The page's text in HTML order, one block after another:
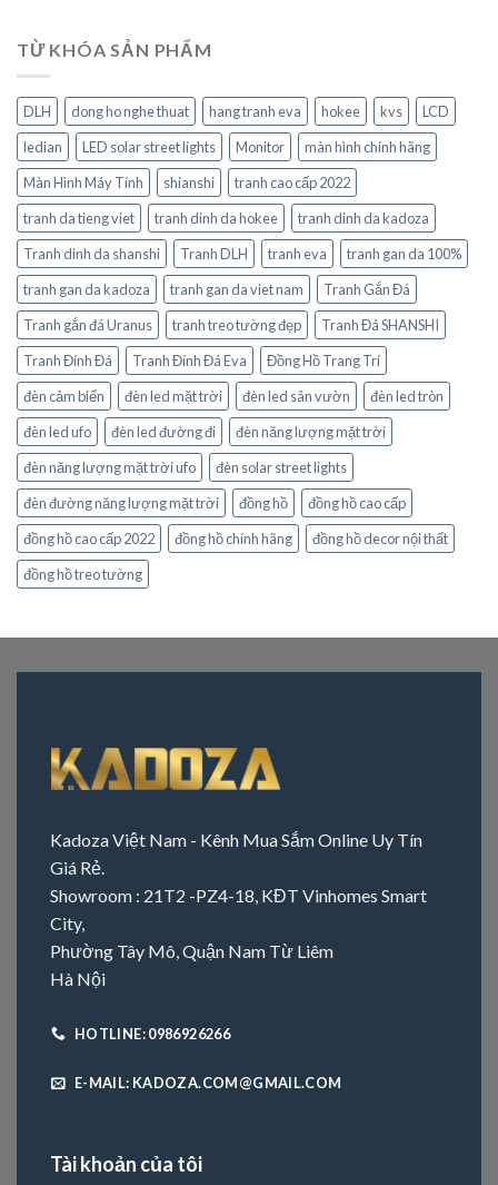
TỪ KHÓA SẢN PHẨM
DLH dong ho nghe thuat hang tranh eva hokee kvs
LCD
ledian
LED solar street lights Monitor
màn hình chính hãng
Màn Hình Máy Tính
shianshi
tranh cao cấp 2022
tranh da tieng viet
tranh dinh da hokee
tranh dinh da kadoza
Tranh dinh da shanshi
Tranh DLH tranh eva
tranh gan da 100%
tranh gan da kadoza
tranh gan da viet nam
Tranh Gắn Đá
Tranh gắn đá Uranus
tranh treo tường đẹp
Tranh Đá SHANSHI
Tranh Đính Đá
Tranh Đính Đá Eva
Đồng Hồ Trang Trí
đèn cảm biến
đèn led mặt trời đèn led sân vườn
đèn led tròn
đèn led ufo
đèn led đường đi
đèn năng lượng mặt trời
đèn năng lượng mặt trời ufo
đèn solar street lights
đèn đường năng lượng mặt trời
đồng hồ
đồng hồ cao cấp
đồng hồ cao cấp 2022
đồng hồ chính hãng
đồng hồ decor nội thất
đồng hồ treo tường
Kadoza Việt Nam - Kênh Mua Sắm Online Uy Tín
Giá Rẻ.
Showroom : 21T2 -PZ4-18, KĐT Vinhomes Smart
City,
Phường Tây Mô, Quận Nam Từ Liêm
Hà Nội
HOTLINE: 0986926266
E-MAIL: KADOZA.COM@GMAIL.COM
Tài khoản của tôi